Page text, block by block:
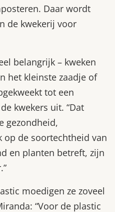
Daar wordt
de kwekerij voor
belangrijk – kweken
het kleinste zaadje of
tot een
kwekers uit. “Dat
gezondheid,
op de soortechtheid van
en planten betreft, zijn
moedigen ze zoveel
“Voor de plastic